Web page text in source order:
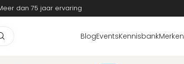
dan 75 jaar ervaring
BlogEventsKennisbankMerken